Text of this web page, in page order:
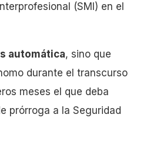
(SMI) en el
automática, sino que
durante el transcurso
meses el que deba
prórroga a la Seguridad